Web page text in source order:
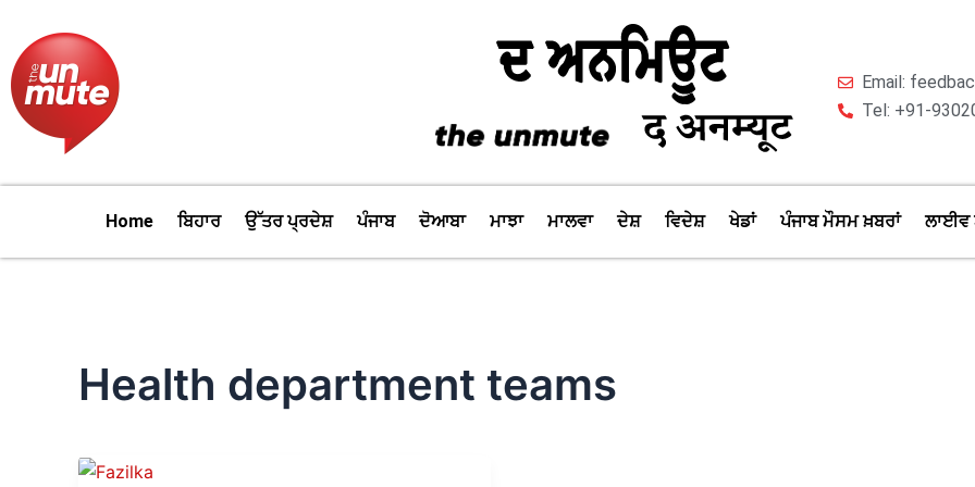
content
Email:
Tel: +91-
Home ਬਿਹਾਰ ਉੱਤਰ ਪ੍ਰਦੇਸ਼ ਪੰਜਾਬ ਦੋਆਬਾ ਮਾਝਾ ਮਾਲਵਾ ਦੇਸ਼ ਵਿਦੇਸ਼ ਖੇਡਾਂ ਪੰਜਾਬ ਮੌਸਮ ਖ਼ਬਰਾਂ ਲਾਈਵ
Health department teams